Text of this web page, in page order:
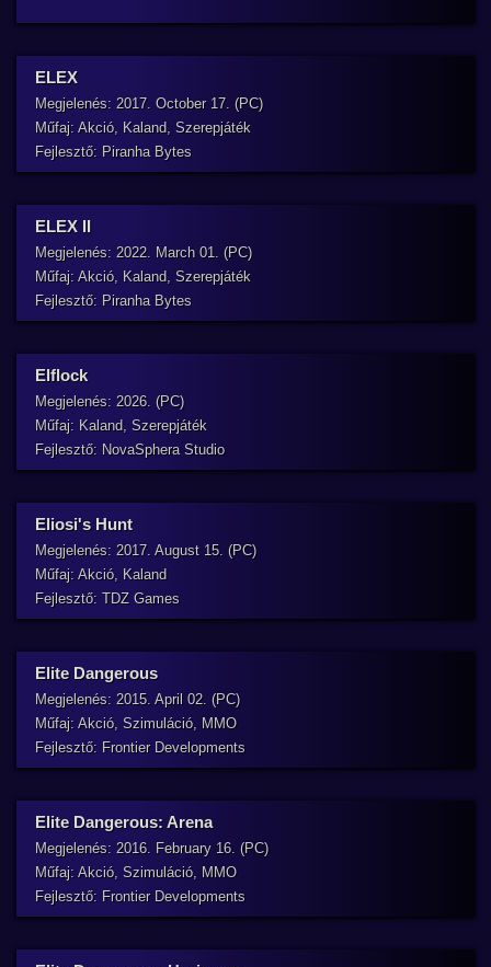
ELEX
Megjelenés: 2017. October 17. (PC)
Műfaj: Akció, Kaland, Szerepjáték
Fejlesztő: Piranha Bytes
ELEX II
Megjelenés: 2022. March 01. (PC)
Műfaj: Akció, Kaland, Szerepjáték
Fejlesztő: Piranha Bytes
Elflock
Megjelenés: 2026. (PC)
Műfaj: Kaland, Szerepjáték
Fejlesztő: NovaSphera Studio
Eliosi's Hunt
Megjelenés: 2017. August 15. (PC)
Műfaj: Akció, Kaland
Fejlesztő: TDZ Games
Elite Dangerous
Megjelenés: 2015. April 02. (PC)
Műfaj: Akció, Szimuláció, MMO
Fejlesztő: Frontier Developments
Elite Dangerous: Arena
Megjelenés: 2016. February 16. (PC)
Műfaj: Akció, Szimuláció, MMO
Fejlesztő: Frontier Developments